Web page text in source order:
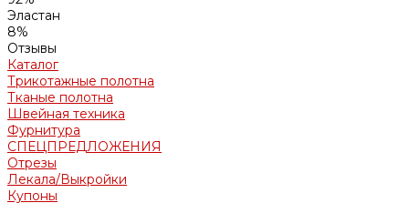
Эластан
8%
Отзывы
Каталог
Трикотажные полотна
Тканые полотна
Швейная техника
Фурнитура
СПЕЦПРЕДЛОЖЕНИЯ
Отрезы
Лекала/Выкройки
Купоны